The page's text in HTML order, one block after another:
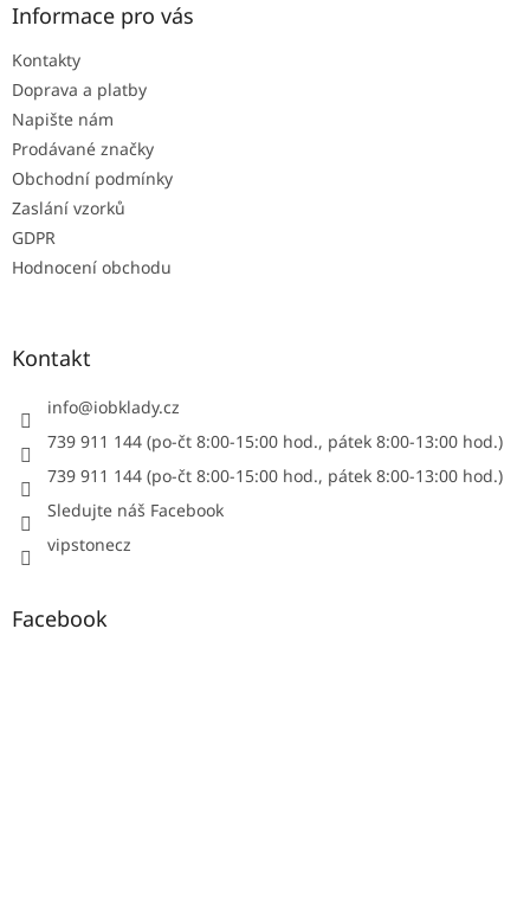
Informace pro vás
Kontakty
Doprava a platby
Napište nám
Prodávané značky
Obchodní podmínky
Zaslání vzorků
GDPR
Hodnocení obchodu
Kontakt
info@iobklady.cz
739 911 144 (po-čt 8:00-15:00 hod., pátek 8:00-13:00 hod.)
739 911 144 (po-čt 8:00-15:00 hod., pátek 8:00-13:00 hod.)
Sledujte náš Facebook
vipstonecz
Facebook